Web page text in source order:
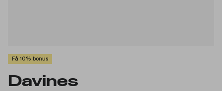
Få 10% bonus
Davines